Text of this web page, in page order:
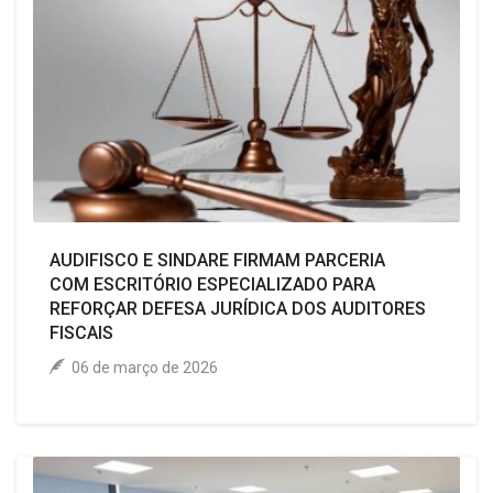
AUDIFISCO E SINDARE FIRMAM PARCERIA
COM ESCRITÓRIO ESPECIALIZADO PARA
REFORÇAR DEFESA JURÍDICA DOS AUDITORES
FISCAIS
06 de março de 2026